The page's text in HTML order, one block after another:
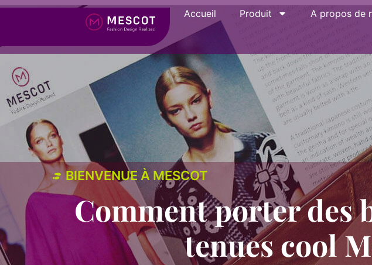
Accueil Produit A propos de
BIENVENUE À MESCOT
Comment porter des
tenues cool